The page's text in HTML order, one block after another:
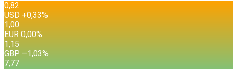
0,82
USD +0,33%
1,00
EUR 0,00%
1,15
GBP –1,03%
7,77